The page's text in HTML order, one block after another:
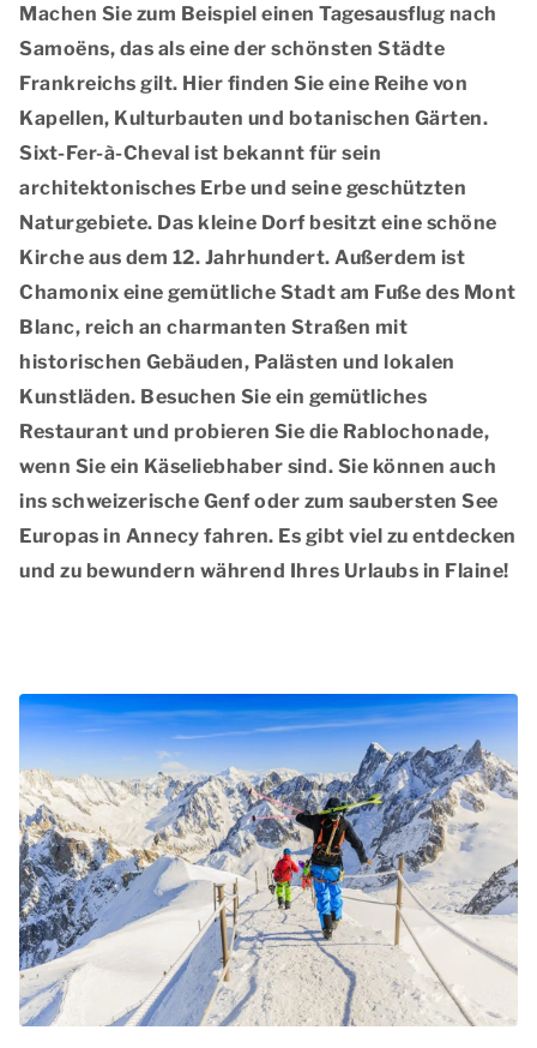
Machen Sie zum Beispiel einen Tagesausflug nach
Samoëns, das als eine der schönsten Städte
Frankreichs gilt. Hier finden Sie eine Reihe von
Kapellen, Kulturbauten und botanischen Gärten.
Sixt-Fer-à-Cheval ist bekannt für sein
architektonisches Erbe und seine geschützten
Naturgebiete. Das kleine Dorf besitzt eine schöne
Kirche aus dem 12. Jahrhundert. Außerdem ist
Chamonix eine gemütliche Stadt am Fuße des Mont
Blanc, reich an charmanten Straßen mit
historischen Gebäuden, Palästen und lokalen
Kunstläden. Besuchen Sie ein gemütliches
Restaurant und probieren Sie die Rablochonade,
wenn Sie ein Käseliebhaber sind. Sie können auch
ins schweizerische Genf oder zum saubersten See
Europas in Annecy fahren. Es gibt viel zu entdecken
und zu bewundern während Ihres Urlaubs in Flaine!